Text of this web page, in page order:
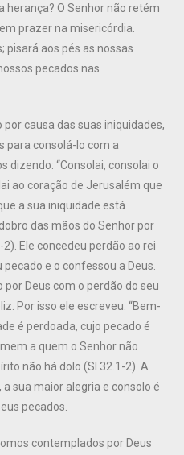
herança? O Senhor não retém
prazer na misericórdia.
pisará aos pés as nossas
pecados nas
por causa das suas iniquidades,
para consolá-lo com a
dizendo: “Consolai, consolai o
ao coração de Jerusalém que
a sua iniquidade está
das mãos do Senhor por
Ele concedeu perdão ao rei
e o confessou a Deus.
por Deus com o perdão do seu
Por isso ele escreveu: “Bem-
é perdoada, cujo pecado é
a quem o Senhor não
não há dolo (Sl 32.1-2). A
sua maior alegria e consolo é
pecados.
contemplados por Deus